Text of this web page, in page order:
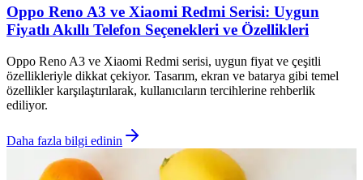
Oppo Reno A3 ve Xiaomi Redmi Serisi: Uygun
Fiyatlı Akıllı Telefon Seçenekleri ve Özellikleri
Oppo Reno A3 ve Xiaomi Redmi serisi, uygun fiyat ve çeşitli
özellikleriyle dikkat çekiyor. Tasarım, ekran ve batarya gibi temel
özellikler karşılaştırılarak, kullanıcıların tercihlerine rehberlik
ediliyor.
Daha fazla bilgi edinin